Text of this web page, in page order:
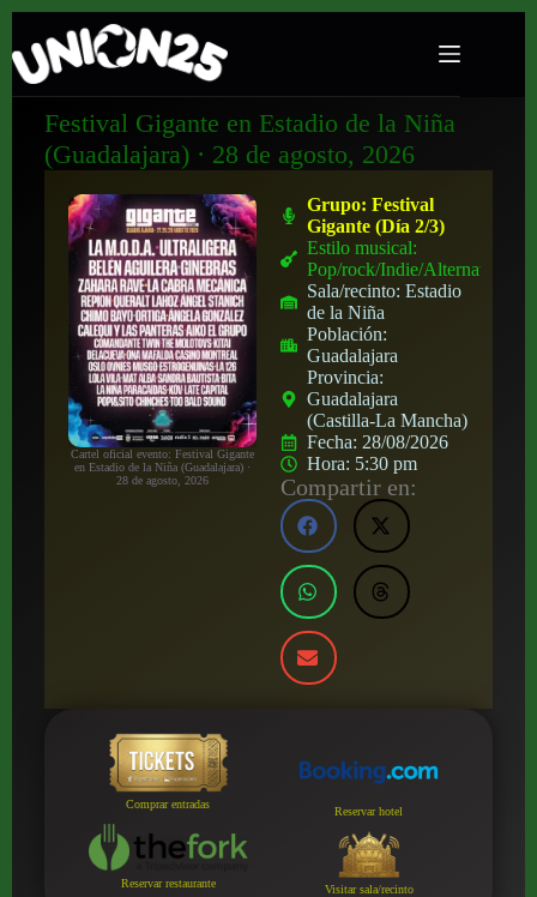
Festival Gigante en Estadio de la Niña
(Guadalajara) · 28 de agosto, 2026
Cartel oficial evento: Festival Gigante
en Estadio de la Niña (Guadalajara) ·
28 de agosto, 2026
Grupo:Festival
Gigante (Día 2/3)
Estilo musical:
Pop/rock/Indie/Alternativo
Sala/recinto:Estadio
de la Niña
Población:
Guadalajara
Provincia:
Guadalajara
(Castilla-La Mancha)
Fecha: 28/08/2026
Hora: 5:30 pm
Compartir en:
Comprar entradas
Reservar hotel
Reservar restaurante Visitar sala/recinto